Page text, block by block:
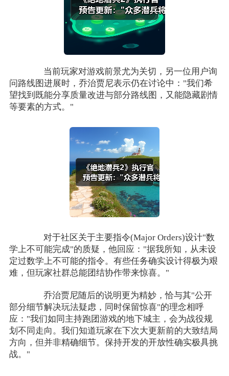
当前玩家对游戏前景尤为关切，另一位用户询
问路线图进展时，乔治贾尼表示仍在讨论中："我们希
望找到既能分享质量改进与部分路线图，又能隐藏剧情
等要素的方式。"
对于社区关于主要指令(Major Orders)设计"数
学上不可能完成"的质疑，他回应："据我所知，从未设
定过数学上不可能的指令。有些任务确实设计得极为艰
难，但玩家社群总能团结协作带来惊喜。"
乔治贾尼随后的说明更为精妙，恰与其"公开
部分细节解决玩法疑虑，同时保留惊喜"的理念相呼
应："我们如同主持跑团游戏的地下城主，会为战役规
划不同走向。我们知道玩家在下次大更新前的大致结局
方向，但并非精确细节。保持开发的开放性确实极具挑
战。"